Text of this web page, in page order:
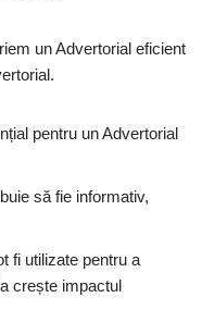
un Advertorial eficient
pentru un Advertorial
să fie informativ,
fi utilizate pentru a
crește impactul